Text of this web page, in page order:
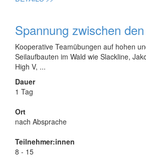
Spannung zwischen
Kooperative Teamübungen auf hohen
Seilaufbauten im Wald wie Slackline,
High V, ...
Dauer
1 Tag
Ort
nach Absprache
Teilnehmer:innen
8 - 15